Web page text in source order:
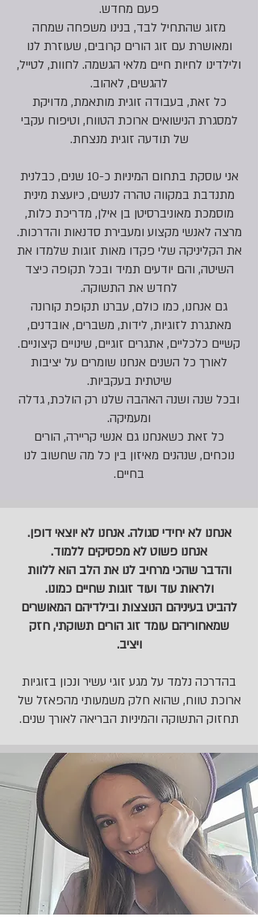
פעם מחדש.
מזוג שהתחיל לבד, בנינו משפחה שמחה
ומאושרת עם זוג הורים קרובים, שעוזרת לנו
ולילדינו לחיות חיים מלאי הגשמה. לחוות, לטייל,
להגשים, לאהוב.
כל זאת, בעבודה זוגית מותאמת, מדויקת
למסגרת הנישואים ארוכת הטווח, וטיפוח עקבי
של תודעה זוגית מנצחת.
אני עוסקת בתחום המיניות כ-10 שנים, כבלנית
מתנדבת במקווה טהרה לנשים, כיועצת מינית
מוסמכת מאוניברסיטן בן אילן, מדריכת כלות,
מרצה לאנשי מקצוע ומעבירת סדנאות והדרכות.
את הקליניקה שלי פקדו מאות זוגות שלמדו את
השיטה, והם יודעים תמיד ובכל תקופה כיצד
לחדש את התשוקה.
גם אנחנו, כמו כולם, עברנו תקופת קורונה
מאתגרת לזוגיות, לידות, משברים, אובדנים,
קשיים כלכליים, אתגרים זוגיים, שינויים קיצוניים.
לאורך כל השנים אנחנו שומרים על יציבות
שיטתית בעקביות.
ובכל שנה ושנה האהבה שלנו רק הולכת, גדלה
ומעמיקה.
כל זאת כשאנחנו גם אנשי קריירה, הורים
נוכחים, שנהנים מאיזון בין כל מה שחשוב לנו
בחיים.
אנחנו לא יחידי סגולה. אנחנו לא יוצאי דופן.
אנחנו פשוט לא מפסיקים ללמוד.
והדבר שהכי מרחיב לנו את הלב הוא ללוות
ולראות עוד ועוד זוגות שחיים כמונו.
להביט בעיניהם הנוצצות ובילדיהם המאושרים
שמאחוריהם עומד זוג הורים תשוקתי, חזק
ויציב.
בהדרכה נלמד על מגע זוגי עשיר ונכון בזוגיות
ארוכת טווח, שהוא חלק משמעותי מהפאזל של
תחזוק התשוקה והמיניות הבריאה לאורך שנים.